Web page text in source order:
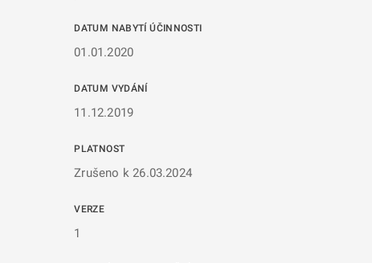
DATUM NABYTÍ ÚČINNOSTI
01.01.2020
DATUM VYDÁNÍ
11.12.2019
PLATNOST
Zrušeno k 26.03.2024
VERZE
1